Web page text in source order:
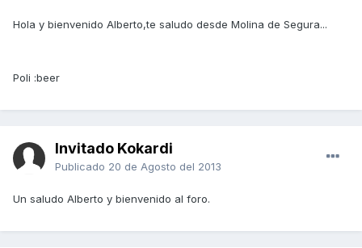
Hola y bienvenido Alberto,te saludo desde Molina de Segura...
Poli :beer
Invitado Kokardi
Publicado 20 de Agosto del 2013
Un saludo Alberto y bienvenido al foro.